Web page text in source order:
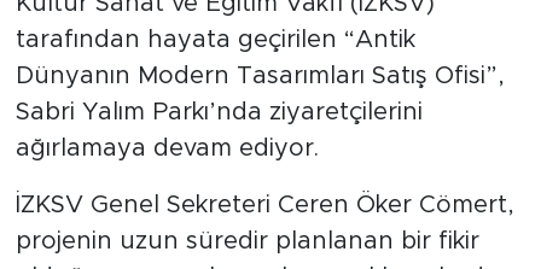
tarafından hayata geçirilen “Antik
Dünyanın Modern Tasarımları Satış Ofisi”,
Sabri Yalım Parkı’nda ziyaretçilerini
ağırlamaya devam ediyor.
İZKSV Genel Sekreteri Ceren Öker Cömert,
projenin uzun süredir planlanan bir fikir